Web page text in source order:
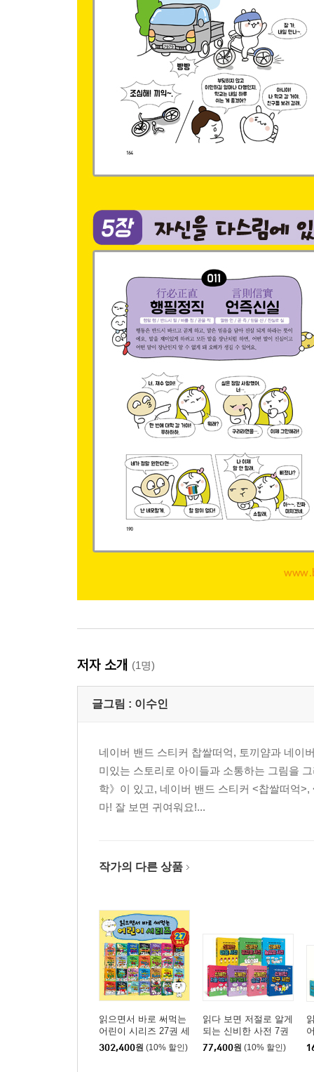
저자 소개 (1명)
글그림 : 이수인
네이버 밴드 스티커 찹쌀떠억, 토끼얌과 네이
미있는 스토리로 아이들과 소통하는 그림을
학》이 있고, 네이버 밴드 스티커 <찹쌀떠억
마! 잘 보면 귀여워요!...
작가의 다른 상품
읽으면서 바로 써먹는
어린이 시리즈 27권 세
트
302,400원 (10% 할인)
읽다 보면 저절로 알게
되는 신비한 사전 7권
세트
77,400원 (10% 할인)